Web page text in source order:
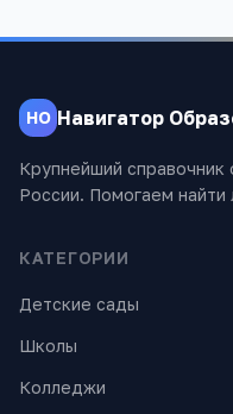
НО Навигатор
Крупнейший
России. Помогаем
КАТЕГОРИИ
Детские сады
Школы
Колледжи